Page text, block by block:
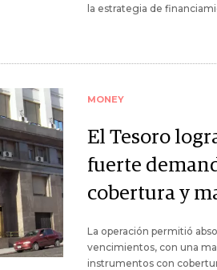
la estrategia de
MONEY
El Tesoro
fuerte
cobertura y
La operación permitió
vencimientos, con una
instrumentos con